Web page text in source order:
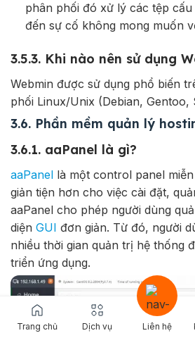
phân phối đó xử lý các tệp
đến sự cố không mong muốn
3.5.3. Khi nào nên sử dụng
Webmin được sử dụng phổ biến
phối Linux/Unix (Debian, Gentoo,
3.6. Phần mềm quản lý
3.6.1. aaPanel là gì?
aaPanel là một control panel
giản tiện hơn cho việc cài đặt,
aaPanel cho phép người dùng
diện GUI đơn giản. Từ đó, người
nhiều thời gian quản trị hệ thống
triển ứng dụng.
Trang chủ Dịch vụ Liên hệ